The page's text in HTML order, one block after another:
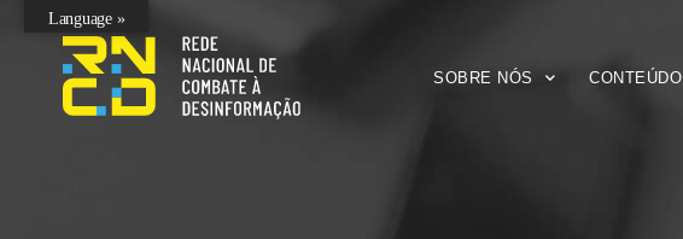
SOBRE NÓS CONTEÚDO
Language »